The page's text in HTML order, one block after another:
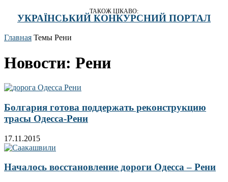
ТАКОЖ ЦІКАВО:
УКРАЇНСЬКИЙ КОНКУРСНИЙ ПОРТАЛ
Главная Темы Рени
Новости: Рени
Болгария готова поддержать реконструкцию
трасы Одесса-Рени
17.11.2015
Началось восстановление дороги Одесса – Рени